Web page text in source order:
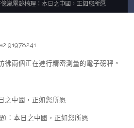
嵐電競椅理：本日之中國，正如您所愿
彿兩個正在進行精密測量的電子磅秤。
中國，正如您所愿
本日之中國，正如您所愿